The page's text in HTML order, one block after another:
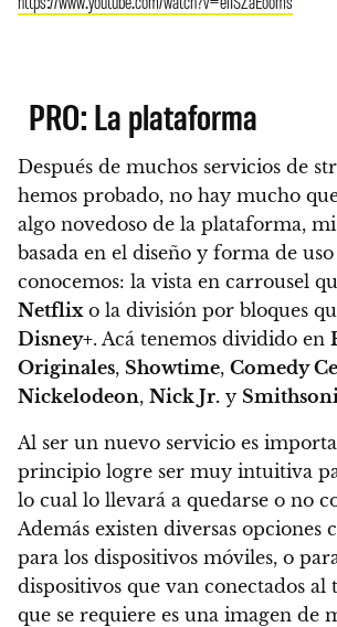
PRO: La plataforma
Después de muchos servicios de
hemos probado, no hay mucho
algo novedoso de la plataforma,
basada en el diseño y forma de
conocemos: la vista en carrousel
Netflix o la división por bloques
Disney+. Acá tenemos dividido en
Originales, Showtime, Comedy
Nickelodeon, Nick Jr. y
Al ser un nuevo servicio es
principio logre ser muy intuitiva
lo cual lo llevará a quedarse o no
Además existen diversas opciones
para los dispositivos móviles, o
dispositivos que van conectados al
que se requiere es una imagen de